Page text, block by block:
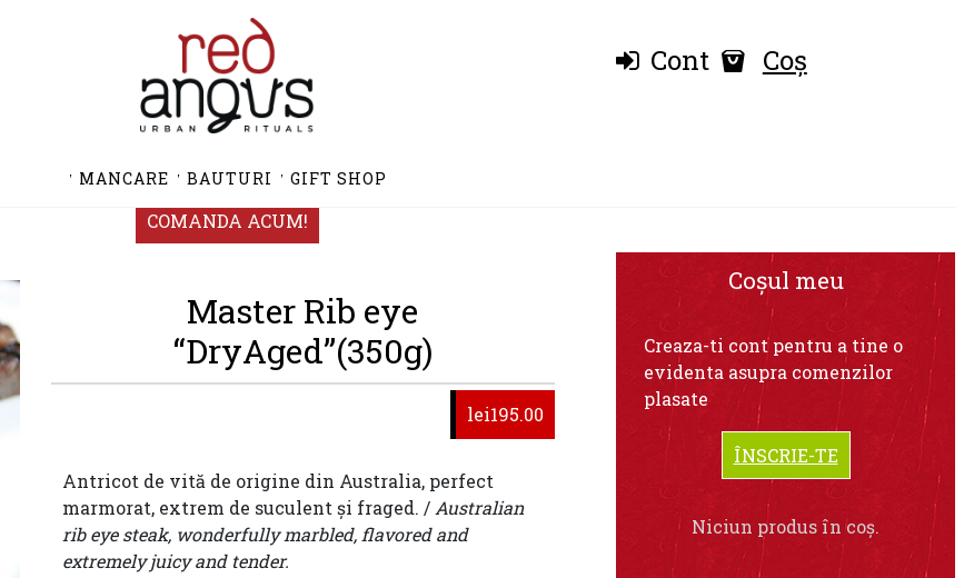
Cont Coș
MANCARE BAUTURI GIFT SHOP
COMANDA ACUM!
Master Rib eye
“DryAged”(350g)
lei195.00
Antricot de vită de origine din Australia, perfect
marmorat, extrem de suculent și fraged. / Australian
rib eye steak, wonderfully marbled, flavored and
extremely juicy and tender.
Coșul meu
Creaza-ti cont pentru a tine o
evidenta asupra comenzilor
plasate
ÎNSCRIE-TE
Niciun produs în coș.